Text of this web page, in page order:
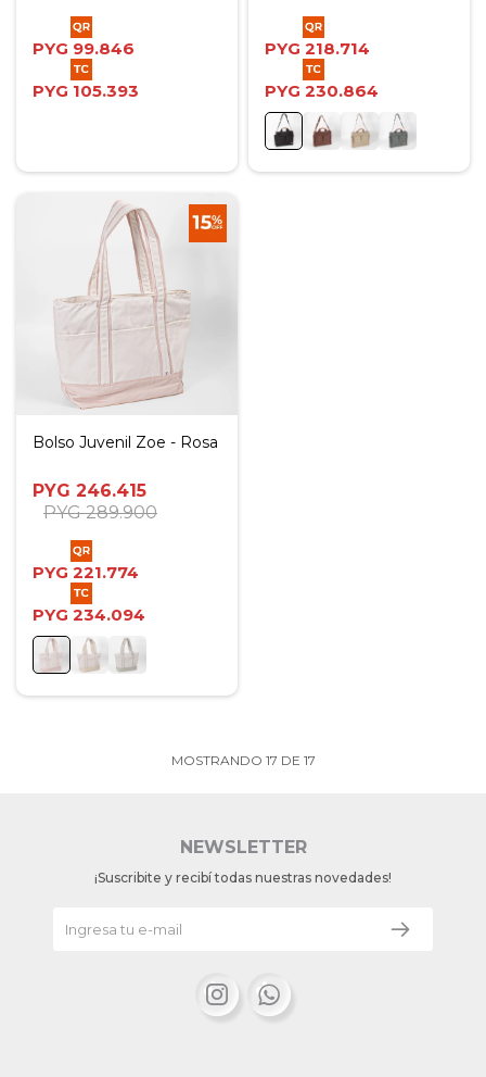
PYG 99.846
PYG 105.393
PYG 218.714
PYG 230.864
Bolso Juvenil Zoe - Rosa
PYG 246.415
PYG 289.900
PYG 221.774
PYG 234.094
MOSTRANDO 17 DE 17
NEWSLETTER
¡Suscribite y recibí todas nuestras novedades!
 